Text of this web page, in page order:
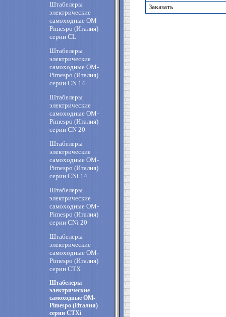
Штабелеры
электрические
самоходные OM-
Pimespo (Италия)
cерии CL
Штабелеры
электрические
самоходные OM-
Pimespo (Италия)
cерии CN 14
Штабелеры
электрические
самоходные OM-
Pimespo (Италия)
cерии CN 20
Штабелеры
электрические
самоходные OM-
Pimespo (Италия)
cерии CNi 14
Штабелеры
электрические
самоходные OM-
Pimespo (Италия)
cерии CNi 20
Штабелеры
электрические
самоходные OM-
Pimespo (Италия)
cерии CTX
Штабелеры
электрические
самоходные OM-
Pimespo (Италия)
cерии CTXi
Заказать